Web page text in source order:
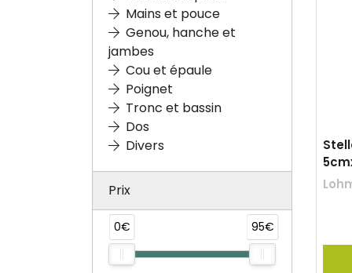
Mains et pouce
Genou, hanche et
jambes
Cou et épaule
Poignet
Tronc et bassin
Dos
Divers
Prix
0€ 95€